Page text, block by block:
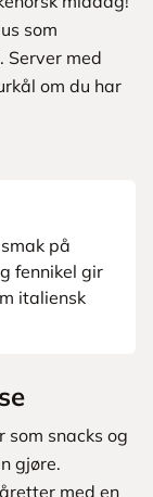
som
Server med
om du har
på
fennikel gir
italiensk
som snacks og
gjøre.
med en